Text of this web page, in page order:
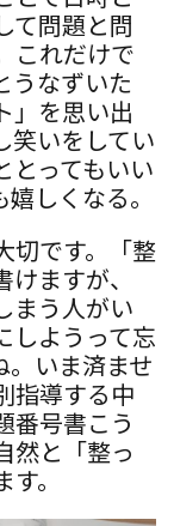
て問題と問
これだけで
うなずいた
」を思い出
笑いをしてい
とってもいい
しくなる。
切です。「整
ますが、
まう人がい
しようって忘
。いま済ませ
指導する中
番号書こう
然と「整っ
。